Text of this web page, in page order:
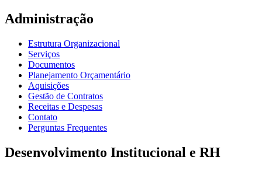
Administração
Estrutura Organizacional
Serviços
Documentos
Planejamento Orçamentário
Aquisições
Gestão de Contratos
Receitas e Despesas
Contato
Perguntas Frequentes
Desenvolvimento Institucional e RH